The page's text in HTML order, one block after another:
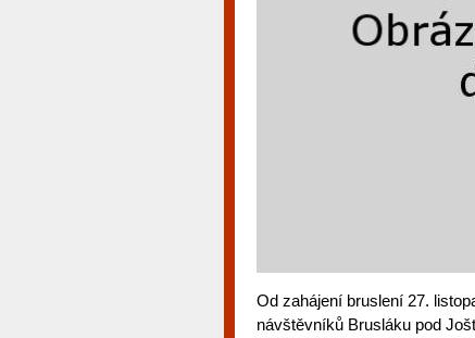
Od zahájení bruslení 27.
návštěvníků Brusláku pod